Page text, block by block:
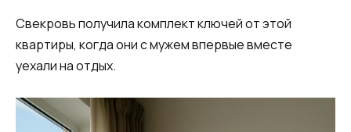
Свекровь получила комплект ключей от этой
квартиры, когда они с мужем впервые вместе
уехали на отдых.